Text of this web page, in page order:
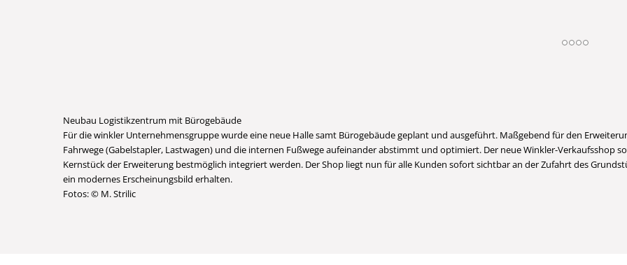
Neubau Logistikzentrum mit Bürogebäude
Für die winkler Unternehmensgruppe wurde eine neue Halle samt Bürogebäude geplant und ausgeführt. Maßgebend für den
Fahrwege (Gabelstapler, Lastwagen) und die internen Fußwege aufeinander abstimmt und optimiert. Der neue Winkler-Verkaufsshop
Kernstück der Erweiterung bestmöglich integriert werden. Der Shop liegt nun für alle Kunden sofort sichtbar an der Zufahrt des
ein modernes Erscheinungsbild erhalten.
Fotos: © M. Strilic